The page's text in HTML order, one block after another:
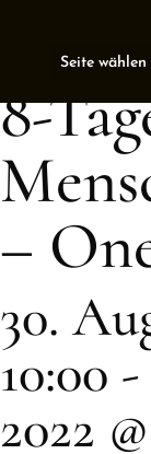
Seite wählen
This event has
8-
–
30.
10:00 -
2022